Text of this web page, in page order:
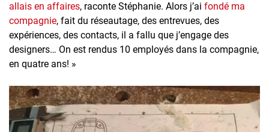
allais en affaires, raconte Stéphanie. Alors j’ai fondé ma
compagnie, fait du réseautage, des entrevues, des
expériences, des contacts, il a fallu que j’engage des
designers… On est rendus 10 employés dans la compagnie,
en quatre ans! »